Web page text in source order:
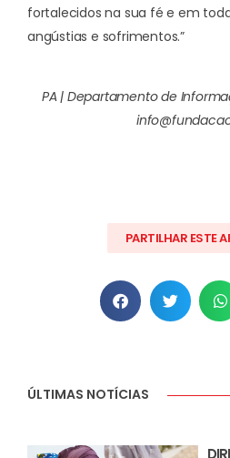
fortalecidos na sua fé e em
angústias e sofrimentos.”
PA | Departamento de
PARTILHAR ESTE
ÚLTIMAS NOTÍCIAS